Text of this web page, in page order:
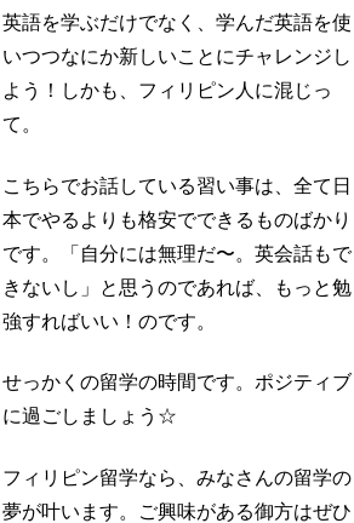
英語を学ぶだけでなく、学んだ英語を使
いつつなにか新しいことにチャレンジし
よう！しかも、フィリピン人に混じっ
て。
こちらでお話している習い事は、全て日
本でやるよりも格安でできるものばかり
です。「自分には無理だ〜。英会話もで
きないし」と思うのであれば、もっと勉
強すればいい！のです。
せっかくの留学の時間です。ポジティブ
に過ごしましょう☆
フィリピン留学なら、みなさんの留学の
夢が叶います。ご興味がある御方はぜひ